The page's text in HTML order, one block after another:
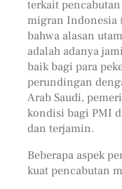
terkait
migran Indonesia
bahwa alasan
adalah adanya
baik bagi para
perundingan
Arab Saudi,
kondisi bagi PMI
dan terjamin.
Beberapa aspek
kuat pencabutan